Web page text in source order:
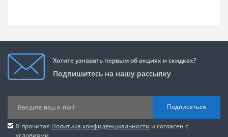
Хотите узнавать первым об акциях и скидках?
Подпишитесь на нашу рассылку
Подписаться
Я прочитал Политика конфиденциальности и согласен с
условиями